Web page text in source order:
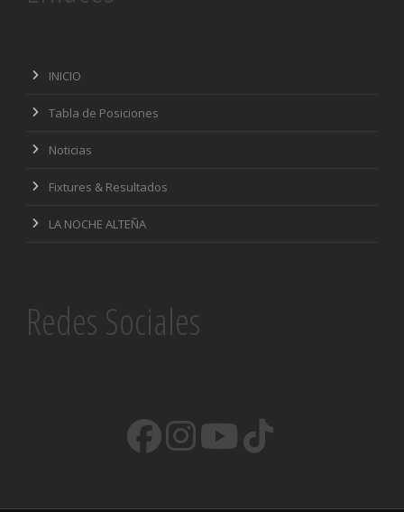
INICIO
Tabla de Posiciones
Noticias
Fixtures & Resultados
LA NOCHE ALTEÑA
Redes Sociales